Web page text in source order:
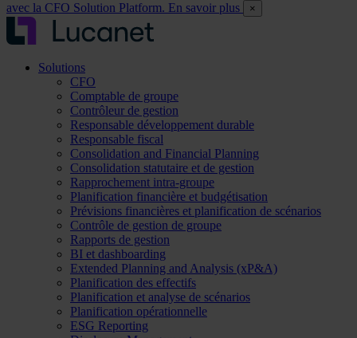
avec la CFO Solution Platform. En savoir plus
×
Solutions
CFO
Comptable de groupe
Contrôleur de gestion
Responsable développement durable
Responsable fiscal
Consolidation and Financial Planning
Consolidation statutaire et de gestion
Rapprochement intra-groupe
Planification financière et budgétisation
Prévisions financières et planification de scénarios
Contrôle de gestion de groupe
Rapports de gestion
BI et dashboarding
Extended Planning and Analysis (xP&A)
Planification des effectifs
Planification et analyse de scénarios
Planification opérationnelle
ESG Reporting